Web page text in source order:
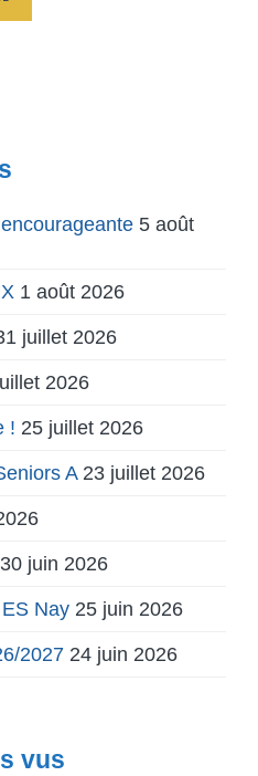
5 août
1 août 2026
juillet 2026
2026
! 25 juillet 2026
A 23 juillet 2026
30 juin 2026
Nay 25 juin 2026
2027 24 juin 2026
vus